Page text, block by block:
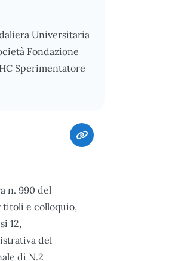
Universitaria
Fondazione
Sperimentatore
n. 990 del
titoli e colloquio,
12,
del
di N.2